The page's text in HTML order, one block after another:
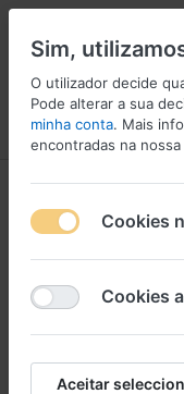
Menu Iniciar sessão
1-16de
Pickups
Sim,
O utilizador decide
Pode alterar a sua
minha conta. Mais
encontradas na nossa
Cookies
Cookies
Aceitar